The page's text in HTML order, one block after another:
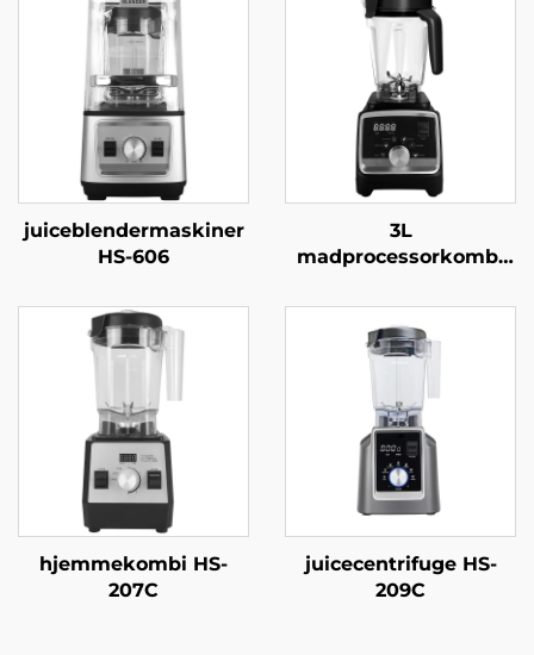
juiceblendermaskiner
HS-606
3L
madprocessorkombi
hjemmekombi HS-
207C
juicecentrifuge HS-
209C